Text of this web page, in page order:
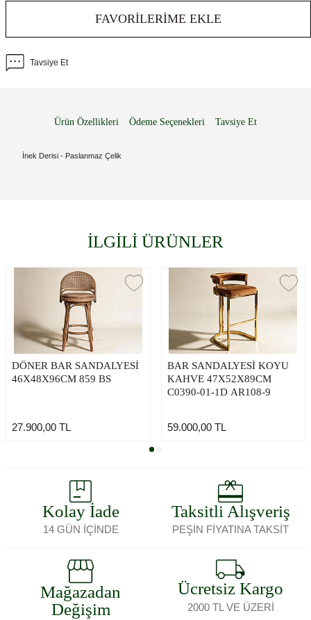
FAVORILERIME EKLE
Tavsiye Et
Ürün Özellikleri Ödeme Seçenekleri Tavsiye Et
İnek Derisi - Paslanmaz Çelik
İLGİLİ ÜRÜNLER
DÖNER BAR SANDALYESİ
46X48X96CM 859 BS
27.900,00 TL
BAR SANDALYESİ KOYU
KAHVE 47X52X89CM
C0390-01-1D AR108-9
59.000,00TL
Kolay İade
14 GÜN İÇİNDE
Taksitli Alışveriş
PEŞİN FİYATINA TAKSİT
Mağazadan
Değişim
Ücretsiz Kargo
2000 TL VE ÜZERİ